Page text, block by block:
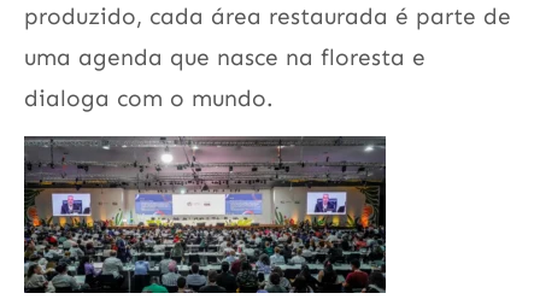
produzido, cada área restaurada é parte de
uma agenda que nasce na floresta e
dialoga com o mundo.